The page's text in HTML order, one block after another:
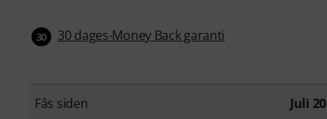
30 30 dages-Money Back garanti
Fås siden Juli